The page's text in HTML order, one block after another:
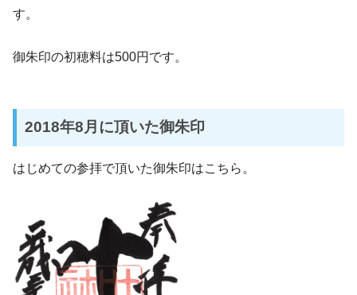
す。
御朱印の初穂料は500円です。
2018年8月に頂いた御朱印
はじめての参拝で頂いた御朱印はこちら。